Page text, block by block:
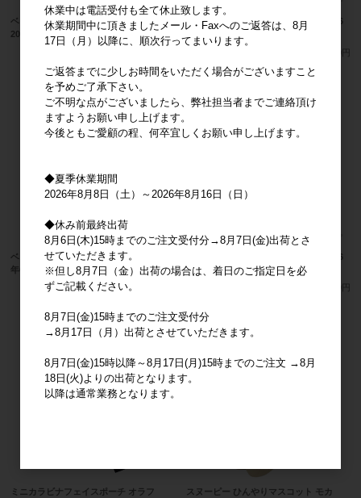
ベビー マスコット ポムポムプリン
2026年6月発売
ベビー マスコット シナモロール 2026
2,300円
ベビー マスコット マイメロディ 2026
年6月発売
メーカー希望小売価格
ベビー マスコット ハローキティ 2026
年6月発売
2,300円
ミニカラビナフェイスポーチ オラフ
スヌーピー ひんやりマスコット モカ
休業中は電話受付も全て休止致します。
休業期間中に頂きましたメール・Faxへのご返答は、8月
17日（月）以降に、順次行ってまいります。
ご返答までに少しお時間をいただく場合がございますこと
を予めご了承下さい。
ご不明な点がございましたら、弊社担当者までご連絡頂け
ますようお願い申し上げます。
今後ともご愛顧の程、何卒宜しくお願い申し上げます。
◆夏季休業期間
2026年8月8日（土）～2026年8月16日（日）
◆休み前最終出荷
8月6日(木)15時までのご注文受付分→8月7日(金)出荷とさ
せていただきます。
※但し8月7日（金）出荷の場合は、着日のご指定日を必
ずご記載ください。
8月7日(金)15時までのご注文受付分
→8月17日（月）出荷とさせていただきます。
8月7日(金)15時以降～8月17日(月)15時までのご注文 →8月
18日(火)よりの出荷となります。
以降は通常業務となります。